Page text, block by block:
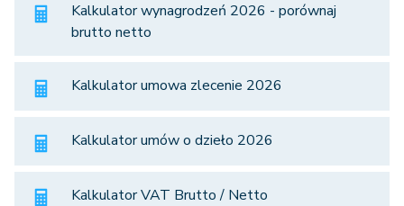
Kalkulator wynagrodzeń 2026 - porównaj
brutto netto
Kalkulator umowa zlecenie 2026
Kalkulator umów o dzieło 2026
Kalkulator VAT Brutto / Netto